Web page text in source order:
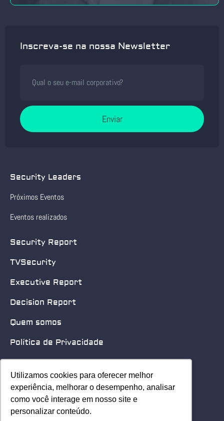
Utilizamos cookies para oferecer melhor
experiência, melhorar o desempenho, analisar
como você interage em nosso site e
personalizar conteúdo.
Utilizamos cookies para oferecer melhor
experiência, melhorar o desempenho, analisar
como você interage em nosso site e
personalizar conteúdo.
Inscreva-se na nossa Newsletter
Enviar
Security Leaders
Próximos Eventos
Eventos realizados
Security Report
TVSecurity
Executive Report
Decision Report
Quem somos
Política de Privacidade
Quero patrocinar
Contato
Home